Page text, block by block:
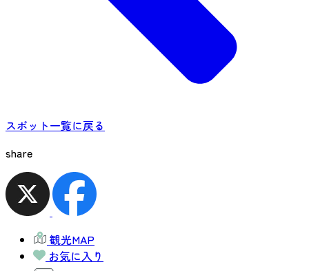
スポット一覧に戻る
share
観光MAP
お気に入り